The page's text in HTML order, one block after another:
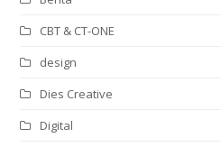
CBT & CT-ONE
design
Dies Creative
Digital